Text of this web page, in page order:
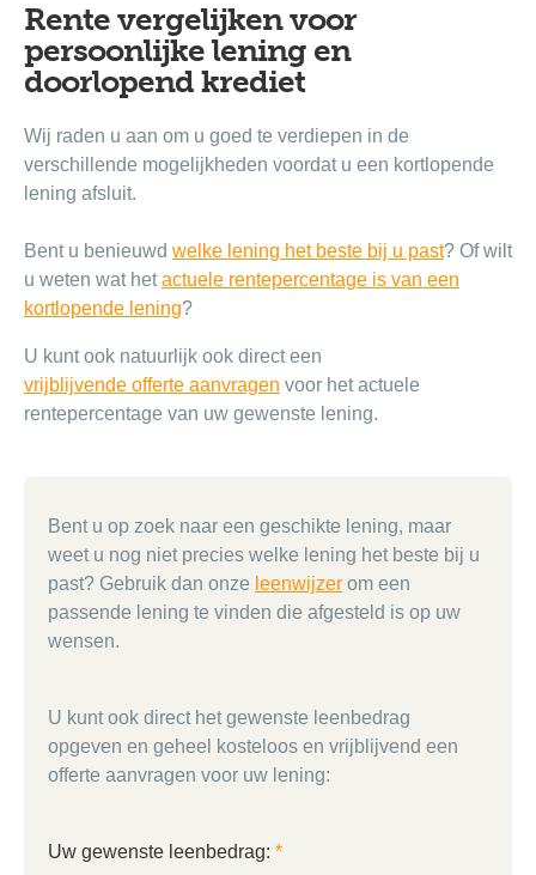
Rente vergelijken voor
persoonlijke lening en
doorlopend krediet
Wij raden u aan om u goed te verdiepen in de
verschillende mogelijkheden voordat u een kortlopende
lening afsluit.
Bent u benieuwd welke lening het beste bij u past? Of wilt
u weten wat hetactuele rentepercentage is van een
kortlopende lening?
U kunt ook natuurlijk ook direct een
vrijblijvende offerte aanvragen voor het actuele
rentepercentage van uw gewenste lening.
Bent u op zoek naar een geschikte lening, maar
weet u nog niet precies welke lening het beste bij u
past? Gebruik dan onze leenwijzer om een
passende lening te vinden die afgesteld is op uw
wensen.
U kunt ook direct het gewenste leenbedrag
opgeven en geheel kosteloos en vrijblijvend een
offerte aanvragen voor uw lening:
Uw gewenste leenbedrag: *